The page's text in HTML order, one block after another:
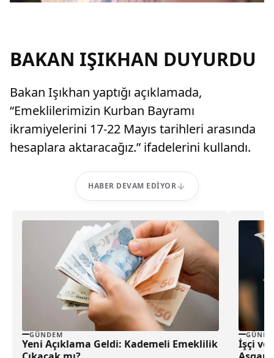
BAKAN IŞIKHAN DUYURDU
Bakan Işıkhan yaptığı açıklamada,
“Emeklilerimizin Kurban Bayramı
ikramiyelerini 17-22 Mayıs tarihleri arasında
hesaplara aktaracağız.” ifadelerini kullandı.
HABER DEVAM EDIYOR
GÜNDEM
Yeni Açıklama Geldi: Kademeli Emeklilik
İşçi ve